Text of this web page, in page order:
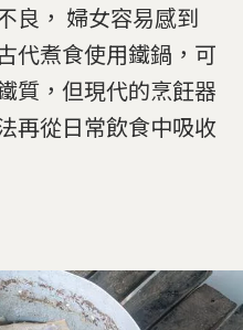
良， 婦女容易感到
代煮食使用鐵鍋，可
質，但現代的烹飪器
再從日常飲食中吸收